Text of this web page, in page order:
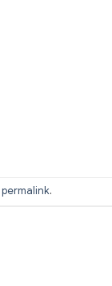
permalink.